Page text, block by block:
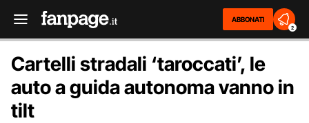
ABBONATI
2
Cartelli stradali ‘taroccati’, le
auto a guida autonoma vanno in
tilt